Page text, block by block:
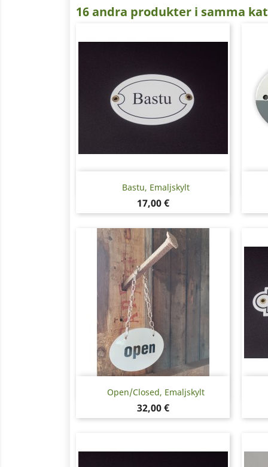
16 andra produkter i samma
Bastu, Emaljskylt
Pris
17,00 €
Snabbvy
Open/Closed, Emaljskylt
Pris
32,00 €
Snabbvy